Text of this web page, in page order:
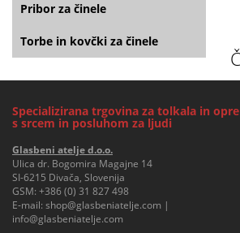
Pribor za činele
Torbe in kovčki za činele
Specializirana trgovina za tolkala in
s srcem in posluhom za ljudi
Glasbeni atelje d.o.o.
Ulica dr. Bogomira Magajne 14
SI-6215 Divača, Slovenija
GSM: +386 (0) 31 827 498
E-mail: shop@glasbeniatelje.com |
info@glasbeniatelje.com